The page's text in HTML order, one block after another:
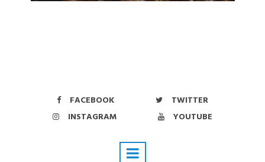
FACEBOOK
TWITTER
INSTAGRAM
YOUTUBE